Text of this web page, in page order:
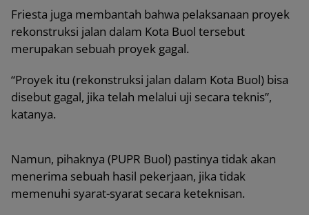
Friesta juga membantah bahwa pelaksanaan proyek
rekonstruksi jalan dalam Kota Buol tersebut
merupakan sebuah proyek gagal.
“Proyek itu (rekonstruksi jalan dalam Kota Buol) bisa
disebut gagal, jika telah melalui uji secara teknis”,
katanya.
Namun, pihaknya (PUPR Buol) pastinya tidak akan
menerima sebuah hasil pekerjaan, jika tidak
memenuhi syarat-syarat secara keteknisan.